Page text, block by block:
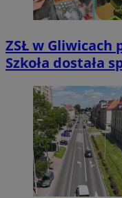
ZSŁ w
Szkoła dostała